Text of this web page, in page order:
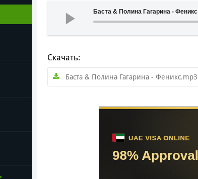
Баста & Полина Гагарина - Феникс
Скачать:
Баста & Полина Гагарина - Феникс.mp3